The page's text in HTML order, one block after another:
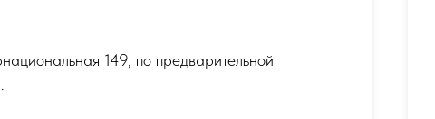
149, по предварительной